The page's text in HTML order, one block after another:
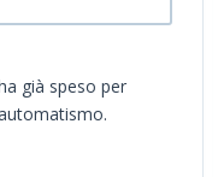
già speso per